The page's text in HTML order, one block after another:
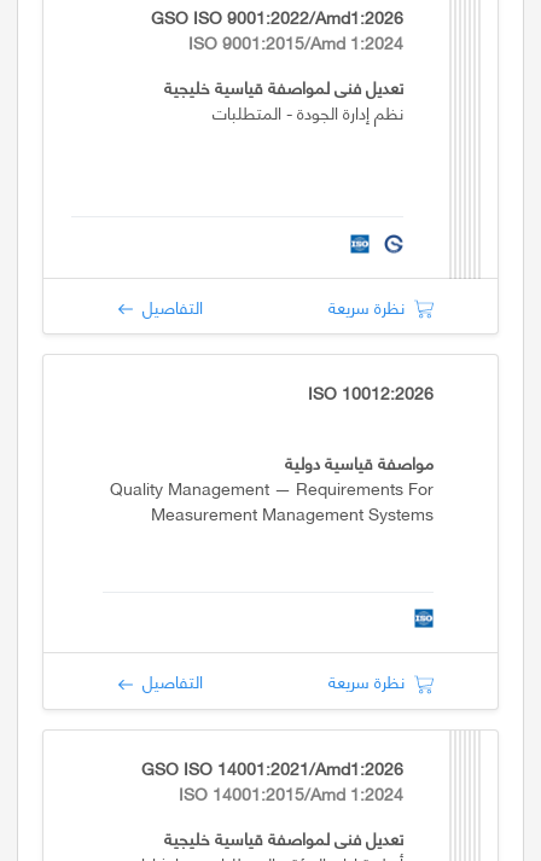
GSO ISO 9001:2022/Amd1:2026
ISO 9001:2015/Amd 1:2024
تعديل فني لمواصفة قياسية خليجية
نظم إدارة الجودة - المتطلبات
نظرة سريعة التفاصيل
ISO 10012:2026
مواصفة قياسية دولية
Quality Management — Requirements For
Measurement Management Systems
نظرة سريعة التفاصيل
GSO ISO 14001:2021/Amd1:2026
ISO 14001:2015/Amd 1:2024
تعديل فني لمواصفة قياسية خليجية